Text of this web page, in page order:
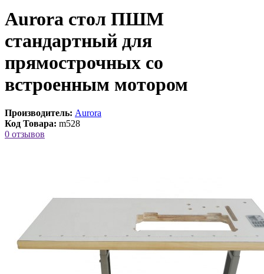
Aurora стол ПШМ
стандартный для
прямострочных со
встроенным мотором
Производитель: Aurora
Код Товара: m528
0 отзывов